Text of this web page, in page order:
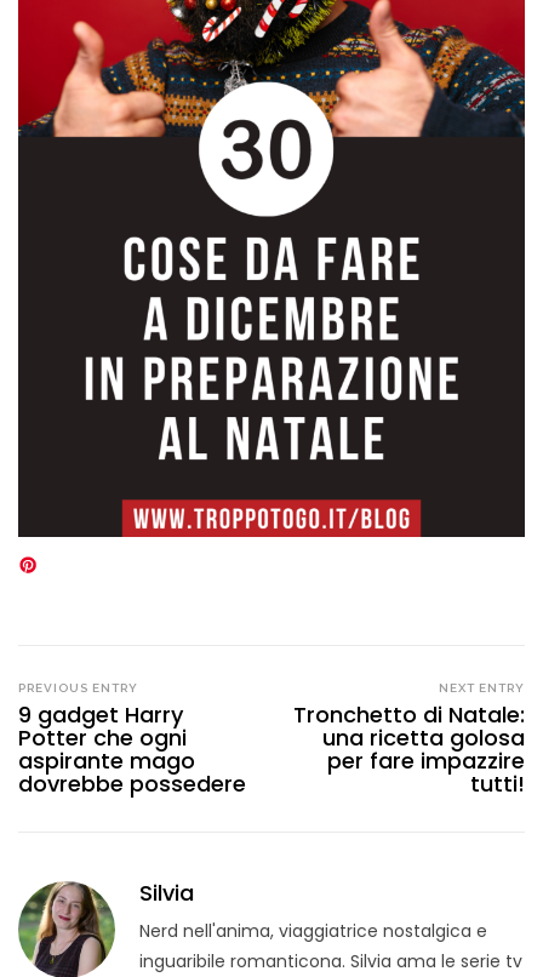
PREVIOUS ENTRY
9 gadget Harry
Potter che ogni
aspirante mago
dovrebbe possedere
NEXT ENTRY
Tronchetto di Natale:
una ricetta golosa
per fare impazzire
tutti!
Silvia
Nerd nell'anima, viaggiatrice nostalgica e
inguaribile romanticona. Silvia ama le serie tv